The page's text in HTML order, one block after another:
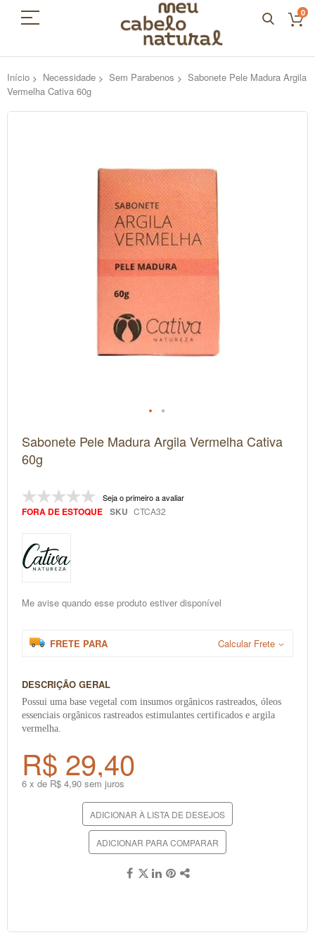
0
Início Necessidade Sem Parabenos
Sabonete Pele Madura Argila
Vermelha Cativa 60g
para
início
Galeria
de
imagens
Sabonete Pele Madura Argila Vermelha Cativa
60g
Seja o primeiro a avaliar
FORA DE ESTOQUE SKU CTCA32
Me avise quando esse produto estiver disponível
FRETE PARA Calcular Frete
DESCRIÇÃO GERAL
Possui uma base vegetal com insumos orgânicos rastreados, óleos
essenciais orgânicos rastreados estimulantes certificados e argila
vermelha.
R$ 29,40
6 x de R$ 4,90 sem juros
ADICIONAR À LISTA DE DESEJOS
ADICIONAR PARA COMPARAR